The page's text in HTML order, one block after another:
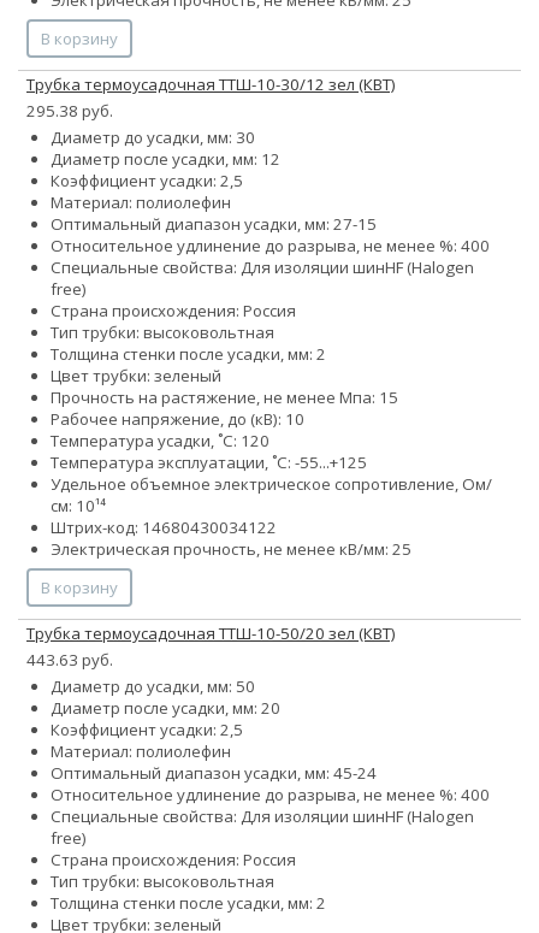
В корзину
Трубка термоусадочная ТТШ-10-30/12 зел (КВТ)
295.38 руб.
Диаметр до усадки, мм: 30
Диаметр после усадки, мм: 12
Коэффициент усадки: 2,5
Материал: полиолефин
Оптимальный диапазон усадки, мм: 27-15
Относительное удлинение до разрыва, не менее %: 400
Специальные свойства: Для изоляции шинHF (Halogen
free)
Страна происхождения: Россия
Тип трубки: высоковольтная
Толщина стенки после усадки, мм: 2
Цвет трубки: зеленый
Прочность на растяжение, не менее Мпа: 15
Рабочее напряжение, до (кВ): 10
Температура усадки, ˚С: 120
Температура эксплуатации, ˚С: -55...+125
Удельное объемное электрическое сопротивление, Ом/
см: 10¹⁴
Штрих-код: 14680430034122
Электрическая прочность, не менее кВ/мм: 25
В корзину
Трубка термоусадочная ТТШ-10-50/20 зел (КВТ)
443.63 руб.
Диаметр до усадки, мм: 50
Диаметр после усадки, мм: 20
Коэффициент усадки: 2,5
Материал: полиолефин
Оптимальный диапазон усадки, мм: 45-24
Относительное удлинение до разрыва, не менее %: 400
Специальные свойства: Для изоляции шинHF (Halogen
free)
Страна происхождения: Россия
Тип трубки: высоковольтная
Толщина стенки после усадки, мм: 2
Цвет трубки: зеленый